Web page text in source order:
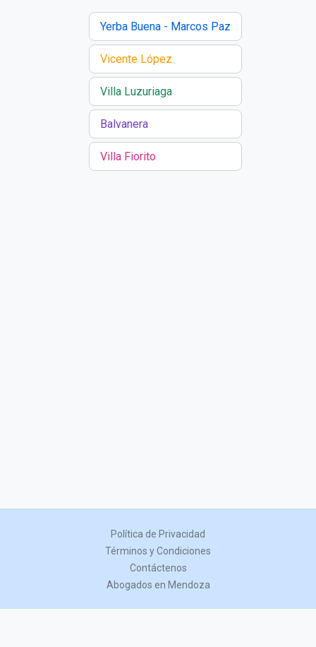
Yerba Buena - Marcos Paz
Vicente López
Villa Luzuriaga
Balvanera
Villa Fiorito
Política de Privacidad
Términos y Condiciones
Contáctenos
Abogados en Mendoza